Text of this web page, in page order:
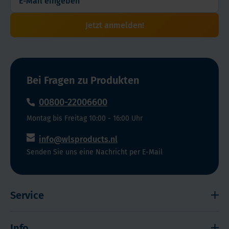
Nährstoffe
unter
zur
Erhaltung
Haut,
Haare
Nägel
Jetzt anmelden!
Bei Fragen zu Produkten
00800-22006600
Montag bis Freitag 10:00 - 16:00 Uhr
info@wlsproducts.nl
Senden Sie uns eine Nachricht per E-Mail
Service